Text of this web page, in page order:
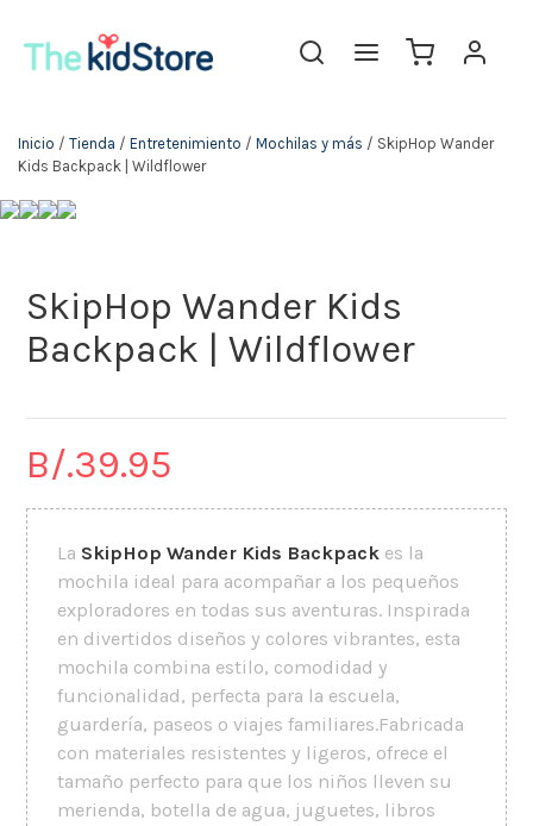
Inicio / Tienda / Entretenimiento / Mochilas y más / SkipHop Wander
Kids Backpack | Wildflower
SkipHop Wander Kids
Backpack | Wildflower
B/.39.95
La SkipHop Wander Kids Backpack es la
mochila ideal para acompañar a los pequeños
exploradores en todas sus aventuras. Inspirada
en divertidos diseños y colores vibrantes, esta
mochila combina estilo, comodidad y
funcionalidad, perfecta para la escuela,
guardería, paseos o viajes familiares.Fabricada
con materiales resistentes y ligeros, ofrece el
tamaño perfecto para que los niños lleven su
merienda, botella de agua, juguetes, libros